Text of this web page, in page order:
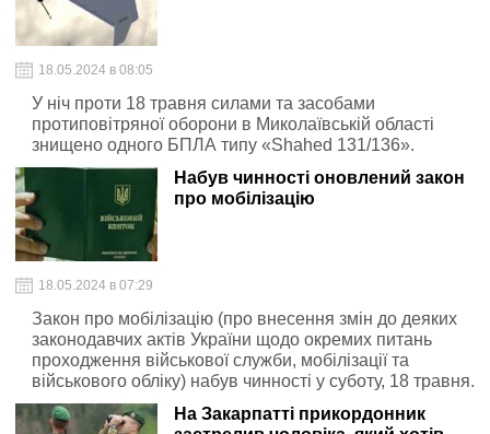
18.05.2024 в 08:05
У ніч проти 18 травня силами та засобами
протиповітряної оборони в Миколаївській області
знищено одного БПЛА типу «Shahed 131/136».
Набув чинності оновлений закон
про мобілізацію
18.05.2024 в 07:29
Закон про мобілізацію (про внесення змін до деяких
законодавчих актів України щодо окремих питань
проходження військової служби, мобілізації та
військового обліку) набув чинності у суботу, 18 травня.
На Закарпатті прикордонник